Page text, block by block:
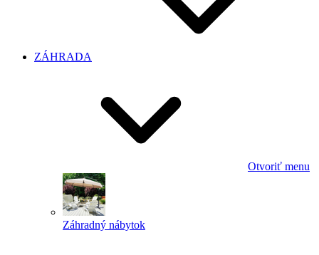
ZÁHRADA
Otvoriť menu
Záhradný nábytok